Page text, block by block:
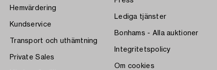
Hemvärdering
Kundservice
Transport och uthämtning
Private Sales
Lediga tjänster
Bonhams - Alla auktioner
Integritetspolicy
Om cookies